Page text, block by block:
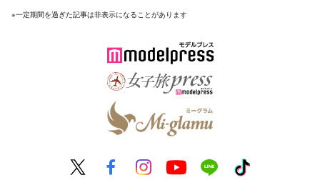
※一定期間を過ぎた記事は非表示になることがあります